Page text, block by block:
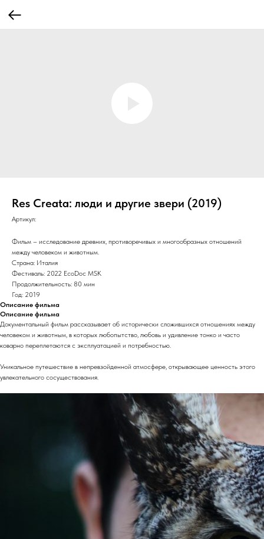
Res Creata: люди и другие звери (2019)
Артикул:
Фильм – исследование древних, противоречивых и многообразных отношений
между человеком и животным.
Страна: Италия
Фестиваль: 2022 EcoDoc MSK
Продолжительность: 80 мин
Год: 2019
Описание фильма
Описание фильма
Документальный фильм рассказывает об исторически сложившихся отношениях между
человеком и животным, в которых любопытство, любовь и удивление тонко и часто
коварно переплетаются с эксплуатацией и потребностью.
Уникальное путешествие в непревзойденной атмосфере, открывающее ценность этого
увлекательного сосуществования.